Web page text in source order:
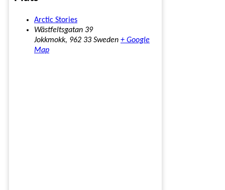
Arctic Stories
Wästfeltsgatan 39
Jokkmokk, 962 33 Sweden + Google
Map